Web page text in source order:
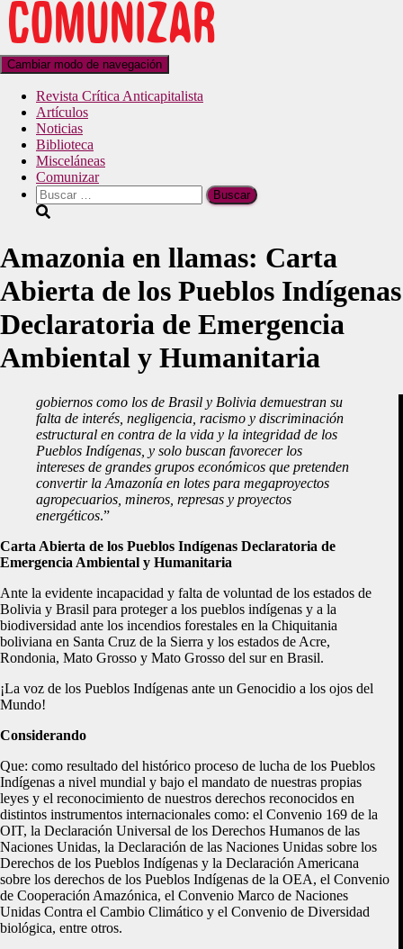
Cambiar modo de navegación
Revista Crítica Anticapitalista
Artículos
Noticias
Biblioteca
Misceláneas
Comunizar
Amazonia en llamas: Carta
Abierta de los Pueblos Indígenas
Declaratoria de Emergencia
Ambiental y Humanitaria
gobiernos como los de Brasil y Bolivia demuestran su
falta de interés, negligencia, racismo y discriminación
estructural en contra de la vida y la integridad de los
Pueblos Indígenas, y solo buscan favorecer los
intereses de grandes grupos económicos que pretenden
convertir la Amazonía en lotes para megaproyectos
agropecuarios, mineros, represas y proyectos
energéticos.”
Carta Abierta de los Pueblos Indígenas Declaratoria de
Emergencia Ambiental y Humanitaria
Ante la evidente incapacidad y falta de voluntad de los estados de
Bolivia y Brasil para proteger a los pueblos indígenas y a la
biodiversidad ante los incendios forestales en la Chiquitania
boliviana en Santa Cruz de la Sierra y los estados de Acre,
Rondonia, Mato Grosso y Mato Grosso del sur en Brasil.
¡La voz de los Pueblos Indígenas ante un Genocidio a los ojos del
Mundo!
Considerando
Que: como resultado del histórico proceso de lucha de los Pueblos
Indígenas a nivel mundial y bajo el mandato de nuestras propias
leyes y el reconocimiento de nuestros derechos reconocidos en
distintos instrumentos internacionales como: el Convenio 169 de la
OIT, la Declaración Universal de los Derechos Humanos de las
Naciones Unidas, la Declaración de las Naciones Unidas sobre los
Derechos de los Pueblos Indígenas y la Declaración Americana
sobre los derechos de los Pueblos Indígenas de la OEA, el Convenio
de Cooperación Amazónica, el Convenio Marco de Naciones
Unidas Contra el Cambio Climático y el Convenio de Diversidad
biológica, entre otros.